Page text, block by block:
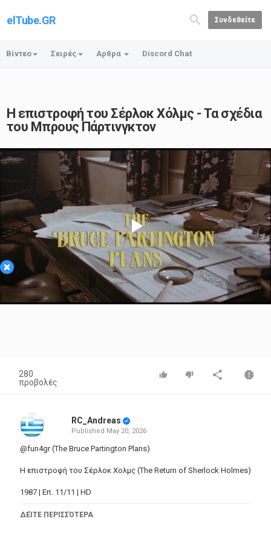
elTube.GR Συνδεθείτε
Βίντεο Σειρές Αρθρα Discord Chat
Η επιστροφή του Σέρλοκ Χόλμς - Τα σχέδια
του Μπρους Πάρτινγκτον
×
Play
Video
280
προβολές
RC_Andreas
Published May 20, 2026
@fun4gr (The Bruce Partington Plans)
Η επιστροφή του Σέρλοκ Χολμς (The Return of Sherlock Holmes)
1987 | Επ. 11/11 | HD
Όταν ένας δημόσιος υπάλληλος βρίσκεται από το πουθενά
ΔΕΊΤΕ ΠΕΡΙΣΣΌΤΕΡΑ